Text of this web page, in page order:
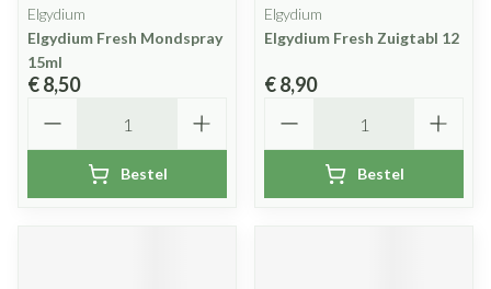
Elgydium
Elgydium Fresh Mondspray
15ml
€ 8,50
Bestel
Elgydium
Elgydium Fresh Zuigtabl 12
€ 8,90
Bestel